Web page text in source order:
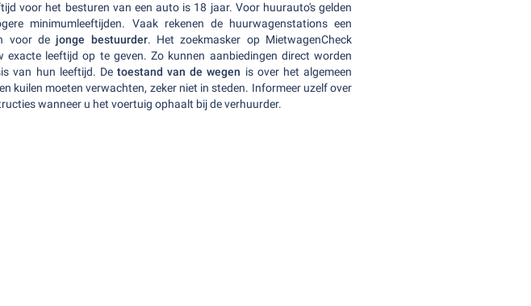
voor het besturen van een auto is 18 jaar. Voor huurauto's gelden
minimumleeftijden. Vaak rekenen de huurwagenstations een
voor dejonge bestuurder. Het zoekmasker op MietwagenCheck
exacte leeftijd op te geven. Zo kunnen aanbiedingen direct worden
van hun leeftijd. De toestand van de wegen is over het algemeen
kuilen moeten verwachten, zeker niet in steden. Informeer uzelf over
wanneer u het voertuig ophaalt bij de verhuurder.